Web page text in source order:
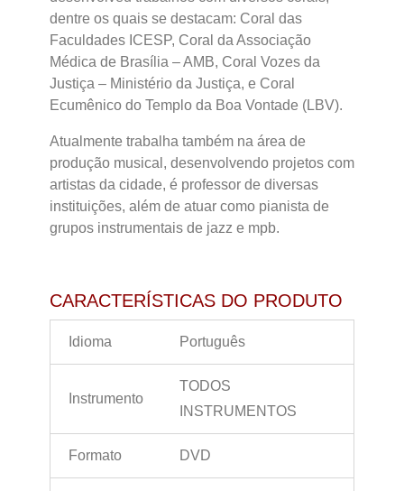
dentre os quais se destacam: Coral das
Faculdades ICESP, Coral da Associação
Médica de Brasília – AMB, Coral Vozes da
Justiça – Ministério da Justiça, e Coral
Ecumênico do Templo da Boa Vontade (LBV).
Atualmente trabalha também na área de
produção musical, desenvolvendo projetos com
artistas da cidade, é professor de diversas
instituições, além de atuar como pianista de
grupos instrumentais de jazz e mpb.
CARACTERÍSTICAS DO PRODUTO
Idioma Português
Instrumento
TODOS
INSTRUMENTOS
Formato DVD